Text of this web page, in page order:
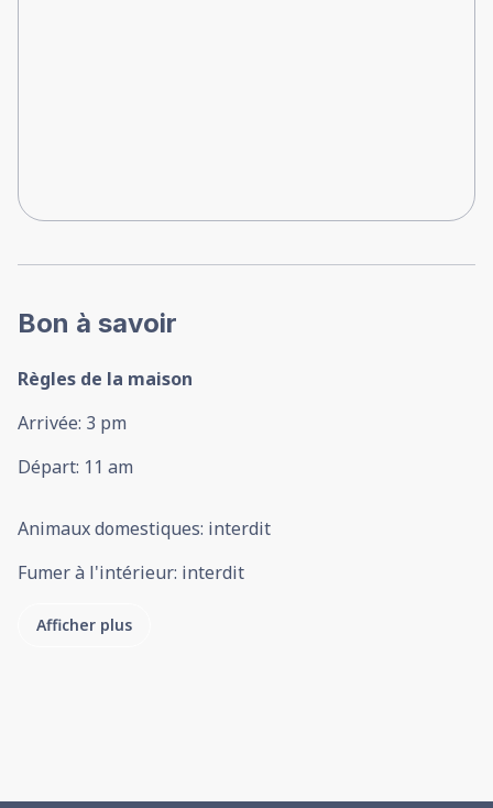
Bon à savoir
Règles de la maison
Arrivée: 3 pm
Départ: 11 am
Animaux domestiques: interdit
Fumer à l'intérieur: interdit
Afficher plus